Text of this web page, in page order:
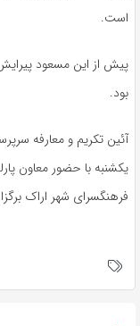
است.
پیش از این مسعود
بود.
آئین تکریم و معارفه
فرهنگسرای شهر اراک